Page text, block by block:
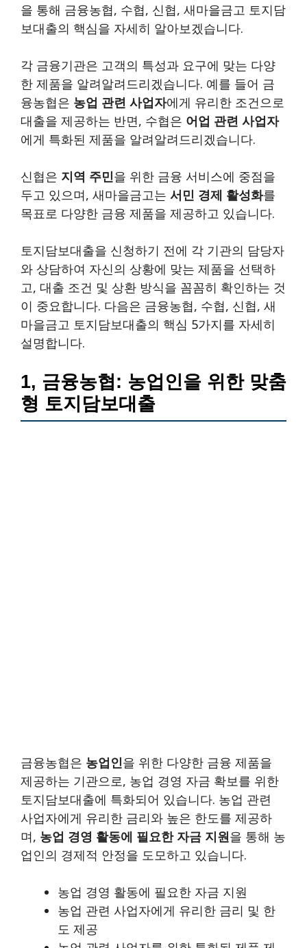
을 통해 금융농협, 수협, 신협, 새마을금고 토지담
보대출의 핵심을 자세히 알아보겠습니다.
각 금융기관은 고객의 특성과 요구에 맞는 다양
한 제품을 알려알려드리겠습니다. 예를 들어 금
융농협은 농업 관련 사업자에게 유리한 조건으로
대출을 제공하는 반면, 수협은 어업 관련 사업자
에게 특화된 제품을 알려알려드리겠습니다.
신협은 지역 주민을 위한 금융 서비스에 중점을
두고 있으며, 새마을금고는 서민 경제 활성화를
목표로 다양한 금융 제품을 제공하고 있습니다.
토지담보대출을 신청하기 전에 각 기관의 담당자
와 상담하여 자신의 상황에 맞는 제품을 선택하
고, 대출 조건 및 상환 방식을 꼼꼼히 확인하는 것
이 중요합니다. 다음은 금융농협, 수협, 신협, 새
마을금고 토지담보대출의 핵심 5가지를 자세히
설명합니다.
1, 금융농협: 농업인을 위한 맞춤
형 토지담보대출
금융농협은 농업인을 위한 다양한 금융 제품을
제공하는 기관으로, 농업 경영 자금 확보를 위한
토지담보대출에 특화되어 있습니다. 농업 관련
사업자에게 유리한 금리와 높은 한도를 제공하
며, 농업 경영 활동에 필요한 자금 지원을 통해 농
업인의 경제적 안정을 도모하고 있습니다.
농업 경영 활동에 필요한 자금 지원
농업 관련 사업자에게 유리한 금리 및 한
도 제공